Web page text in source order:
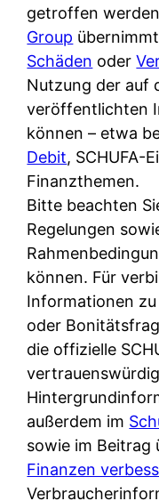
e
B
a
n
k
k
a
r
t
e
n
M
I
R
?
k
o
t
n
o
u
w
i
t
e
F
i
r
m
a
a
m
p
r
i
v
a
t
e
n
K
ü
c
h
e
n
getroffen
Group
Schäden oder
Nutzung der auf
veröffentlichten
können – etwa
Debit, SCHUFA-
Finanzthemen.
Bitte beachten
Regelungen
können. Für
Informationen zu
oder
die offizielle
außerdem im
sowie im Beitrag
Finanzen